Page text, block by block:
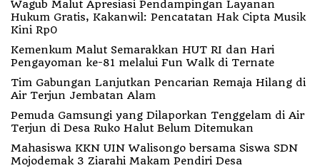
Wagub Malut Apresiasi Pendampingan Layanan
Hukum Gratis, Kakanwil: Pencatatan Hak Cipta Musik
Kini Rp0
Kemenkum Malut Semarakkan HUT RI dan Hari
Pengayoman ke-81 melalui Fun Walk di Ternate
Tim Gabungan Lanjutkan Pencarian Remaja Hilang di
Air Terjun Jembatan Alam
Pemuda Gamsungi yang Dilaporkan Tenggelam di Air
Terjun di Desa Ruko Halut Belum Ditemukan
Mahasiswa KKN UIN Walisongo bersama Siswa SDN
Mojodemak 3 Ziarahi Makam Pendiri Desa